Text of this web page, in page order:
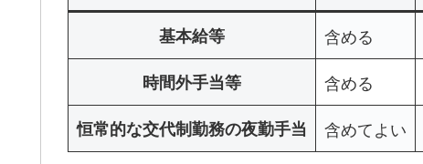
基本給等 含める
時間外手当等
含める
恒常的な交代制勤務の夜勤手当
含めてよい